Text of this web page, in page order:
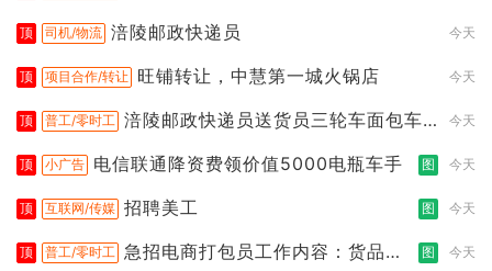
顶 司机/物流 涪陵邮政快递员 今天
顶 项目合作/转让 旺铺转让，中慧第一城火锅店 今天
顶 普工/零时工 涪陵邮政快递员送货员三轮车面包车
今天
顶 小广告 电信联通降资费领价值5000电瓶车手 图 今天
顶 互联网/传媒 招聘美工 图 今天
顶 普工/零时工 急招电商打包员工作内容：货品分
图 今天